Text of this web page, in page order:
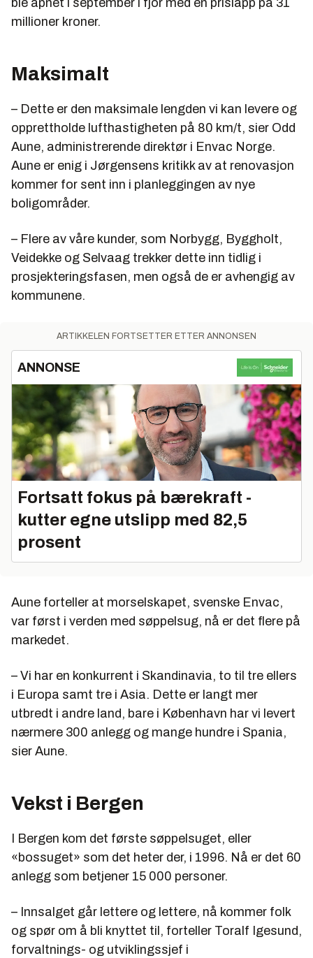
ble åpnet i september i fjor med en prislapp på 31
millioner kroner.
Maksimalt
– Dette er den maksimale lengden vi kan levere og
opprettholde lufthastigheten på 80 km/t, sier Odd
Aune, administrerende direktør i Envac Norge.
Aune er enig i Jørgensens kritikk av at renovasjon
kommer for sent inn i planleggingen av nye
boligområder.
– Flere av våre kunder, som Norbygg, Byggholt,
Veidekke og Selvaag trekker dette inn tidlig i
prosjekteringsfasen, men også de er avhengig av
kommunene.
ARTIKKELEN FORTSETTER ETTER ANNONSEN
ANNONSE
Fortsatt fokus på bærekraft -
kutter egne utslipp med 82,5
prosent
Aune forteller at morselskapet, svenske Envac,
var først i verden med søppelsug, nå er det flere på
markedet.
– Vi har en konkurrent i Skandinavia, to til tre ellers
i Europa samt tre i Asia. Dette er langt mer
utbredt i andre land, bare i København har vi levert
nærmere 300 anlegg og mange hundre i Spania,
sier Aune.
Vekst i Bergen
I Bergen kom det første søppelsuget, eller
«bossuget» som det heter der, i 1996. Nå er det 60
anlegg som betjener 15 000 personer.
– Innsalget går lettere og lettere, nå kommer folk
og spør om å bli knyttet til, forteller Toralf Igesund,
forvaltnings- og utviklingssjef i